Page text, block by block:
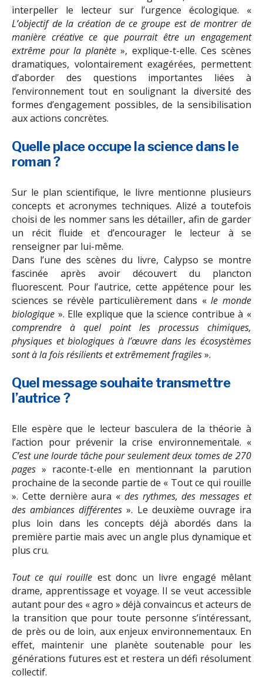
interpeller le lecteur sur l’urgence écologique. «
L’objectif de la création de ce groupe est de montrer de
manière créative ce que pourrait être un engagement
extrême pour la planète», explique-t-elle. Ces scènes
dramatiques, volontairement exagérées, permettent
d’aborder des questions importantes liées à
l’environnement tout en soulignant la diversité des
formes d’engagement possibles, de la sensibilisation
aux actions concrètes.
Quelle place occupe la science dans le
roman ?
Sur le plan scientifique, le livre mentionne plusieurs
concepts et acronymes techniques. Alizé a toutefois
choisi de les nommer sans les détailler, afin de garder
un récit fluide et d’encourager le lecteur à se
renseigner par lui-même.
Dans l’une des scènes du livre, Calypso se montre
fascinée après avoir découvert du plancton
fluorescent. Pour l’autrice, cette appétence pour les
sciences se révèle particulièrement dans «le monde
biologique ». Elle explique que la science contribue à «
comprendre à quel point les processus chimiques,
physiques et biologiques à l’œuvre dans les écosystèmes
sont à la fois résilients et extrêmement fragiles».
Quel message souhaite transmettre
l’autrice ?
Elle espère que le lecteur basculera de la théorie à
l’action pour prévenir la crise environnementale. «
C’est une lourde tâche pour seulement deux tomes de 270
pages » raconte-t-elle en mentionnant la parution
prochaine de la seconde partie de « Tout ce qui rouille
». Cette dernière aura « des rythmes, des messages et
des ambiances différentes ». Le deuxième ouvrage ira
plus loin dans les concepts déjà abordés dans la
première partie mais avec un angle plus dynamique et
plus cru.
Tout ce qui rouille est donc un livre engagé mêlant
drame, apprentissage et voyage. Il se veut accessible
autant pour des « agro » déjà convaincus et acteurs de
la transition que pour toute personne s’intéressant,
de près ou de loin, aux enjeux environnementaux. En
effet, maintenir une planète soutenable pour les
générations futures est et restera un défi résolument
collectif.